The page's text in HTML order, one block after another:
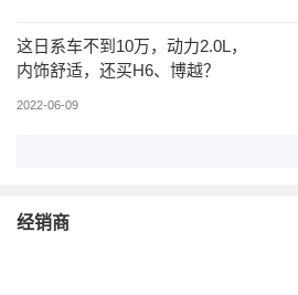
这日系车不到10万，动力2.0L，
内饰舒适，还买H6、博越？
2022-06-09
经销商